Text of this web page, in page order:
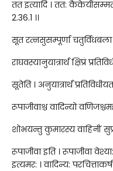
तत इत्यादि । तत:
2.36.1 ।।
सूत रत्नसुसम्पूर्णा
राघवस्यानुयात्रार्थं क्षिप्रं
सूतेति । अनुयात्रार्थं
रूपाजीवाश्च वादिन्यो
शोभयन्तु कुमारस्य वाहिनीं
रूपाजीवा इति । रूपाजीवा
इत्यमर: । वादिन्य: